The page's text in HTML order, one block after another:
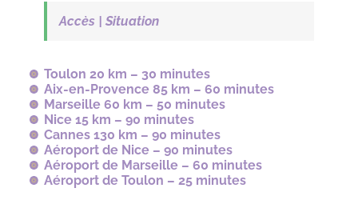
Accès | Situation
Toulon 20 km – 30 minutes
Aix-en-Provence 85 km – 60 minutes
Marseille 60 km – 50 minutes
Nice 15 km – 90 minutes
Cannes 130 km – 90 minutes
Aéroport de Nice – 90 minutes
Aéroport de Marseille – 60 minutes
Aéroport de Toulon – 25 minutes